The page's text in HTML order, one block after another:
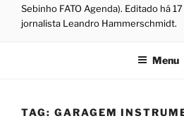
Sebinho FATO Agenda). Editado há
jornalista Leandro Hammerschmidt.
Menu
TAG: GARAGEM